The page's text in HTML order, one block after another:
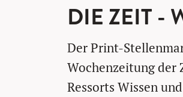
DIE ZEIT -
Der Print-
Wochenzeitung
Ressorts Wissen